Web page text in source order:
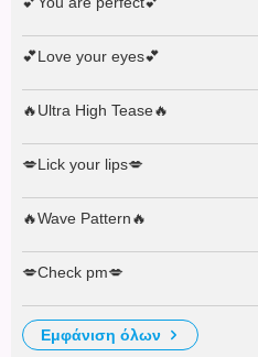
💕Love your eyes💕
🔥Ultra High Tease🔥
💋Lick your lips💋
🔥Wave Pattern🔥
💋Check pm💋
εμφάνιση όλων